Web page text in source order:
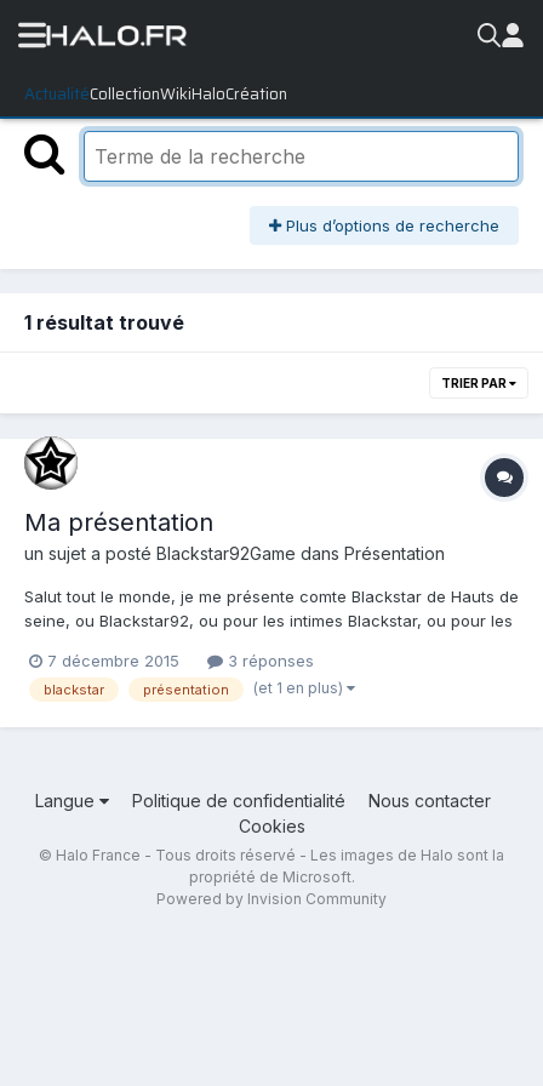
ActualitéCollectionWikiHaloCréation
Plus d’options de recherche
1 résultat trouvé
TRIER PAR
Ma présentation
un sujet a posté Blackstar92Game dans Présentation
Salut tout le monde, je me présente comte Blackstar de Hauts de
seine, ou Blackstar92, ou pour les intimes Blackstar, ou pour les
seine (en gros Paris) et je suis un grand fan ou drogué de la
saga et licence Halo !!! Pour raconter mo...
7 décembre 2015 3 réponses
blackstar présentation (et 1 en plus)
Langue Politique de confidentialité
Nous contacter
Cookies
© Halo France - Tous droits réservé - Les images de Halo sont la
propriété de Microsoft.
Powered by Invision Community